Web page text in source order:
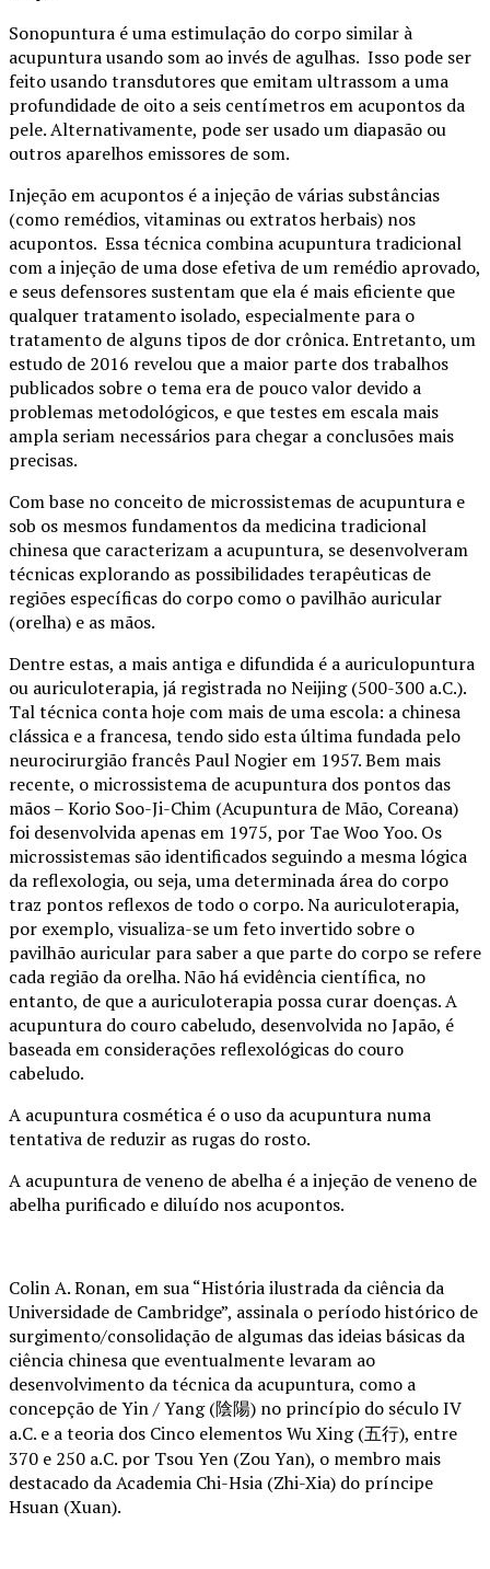
Sonopuntura é uma estimulação do corpo similar à
acupuntura usando som ao invés de agulhas. Isso pode ser
feito usando transdutores que emitam ultrassom a uma
profundidade de oito a seis centímetros em acupontos da
pele. Alternativamente, pode ser usado um diapasão ou
outros aparelhos emissores de som.
Injeção em acupontos é a injeção de várias substâncias
(como remédios, vitaminas ou extratos herbais) nos
acupontos. Essa técnica combina acupuntura tradicional
com a injeção de uma dose efetiva de um remédio aprovado,
e seus defensores sustentam que ela é mais eficiente que
qualquer tratamento isolado, especialmente para o
tratamento de alguns tipos de dor crônica. Entretanto, um
estudo de 2016 revelou que a maior parte dos trabalhos
publicados sobre o tema era de pouco valor devido a
problemas metodológicos, e que testes em escala mais
ampla seriam necessários para chegar a conclusões mais
precisas.
Com base no conceito de microssistemas de acupuntura e
sob os mesmos fundamentos da medicina tradicional
chinesa que caracterizam a acupuntura, se desenvolveram
técnicas explorando as possibilidades terapêuticas de
regiões específicas do corpo como o pavilhão auricular
(orelha) e as mãos.
Dentre estas, a mais antiga e difundida é a auriculopuntura
ou auriculoterapia, já registrada no Neijing (500-300 a.C.).
Tal técnica conta hoje com mais de uma escola: a chinesa
clássica e a francesa, tendo sido esta última fundada pelo
neurocirurgião francês Paul Nogier em 1957. Bem mais
recente, o microssistema de acupuntura dos pontos das
mãos – Korio Soo-Ji-Chim (Acupuntura de Mão, Coreana)
foi desenvolvida apenas em 1975, por Tae Woo Yoo. Os
microssistemas são identificados seguindo a mesma lógica
da reflexologia, ou seja, uma determinada área do corpo
traz pontos reflexos de todo o corpo. Na auriculoterapia,
por exemplo, visualiza-se um feto invertido sobre o
pavilhão auricular para saber a que parte do corpo se refere
cada região da orelha. Não há evidência científica, no
entanto, de que a auriculoterapia possa curar doenças. A
acupuntura do couro cabeludo, desenvolvida no Japão, é
baseada em considerações reflexológicas do couro
cabeludo.
A acupuntura cosmética é o uso da acupuntura numa
tentativa de reduzir as rugas do rosto.
A acupuntura de veneno de abelha é a injeção de veneno de
abelha purificado e diluído nos acupontos.
Colin A. Ronan, em sua “História ilustrada da ciência da
Universidade de Cambridge”, assinala o período histórico de
surgimento/consolidação de algumas das ideias básicas da
ciência chinesa que eventualmente levaram ao
desenvolvimento da técnica da acupuntura, como a
concepção de Yin / Yang (陰陽) no princípio do século IV
a.C. e a teoria dos Cinco elementos Wu Xing (五行), entre
370 e 250 a.C. por Tsou Yen (Zou Yan), o membro mais
destacado da Academia Chi-Hsia (Zhi-Xia) do príncipe
Hsuan (Xuan).